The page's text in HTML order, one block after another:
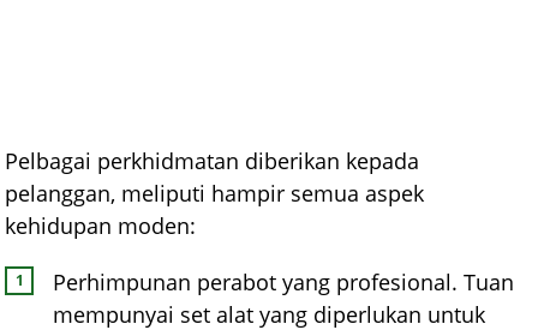
Pelbagai perkhidmatan diberikan kepada
pelanggan, meliputi hampir semua aspek
kehidupan moden:
Perhimpunan perabot yang profesional. Tuan
mempunyai set alat yang diperlukan untuk